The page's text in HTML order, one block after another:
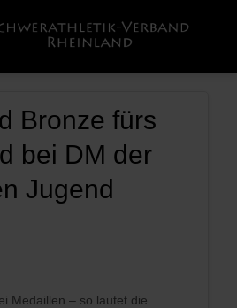
Bronze fürs
bei DM der
Jugend
Medaillen – so lautet die